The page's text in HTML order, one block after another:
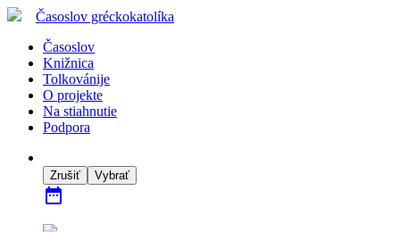
Časoslov gréckokatolíka
Časoslov
Knižnica
Tolkovánije
O projekte
Na stiahnutie
Podpora
Zrušiť Vybrať
date_range